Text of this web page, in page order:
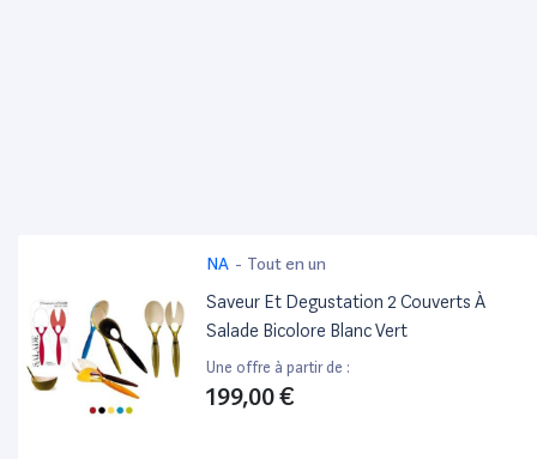
NA - Tout en un
Saveur Et Degustation 2 Couverts À
Salade Bicolore Blanc Vert
Une offre à partir de :
199,00 €